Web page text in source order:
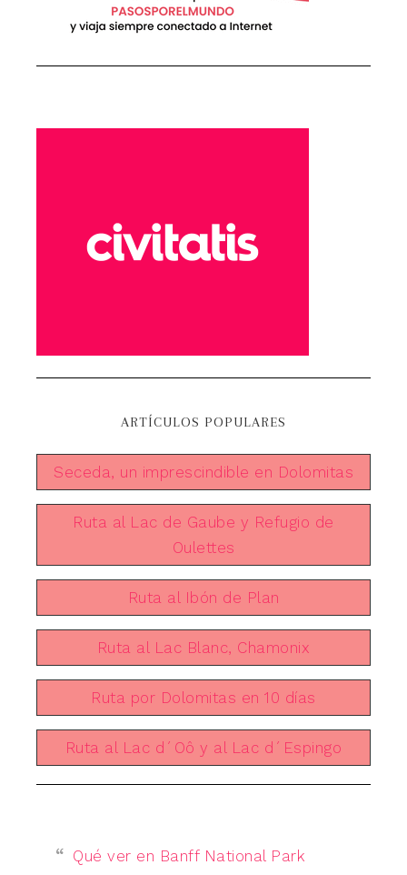
ARTÍCULOS POPULARES
Seceda, un imprescindible en Dolomitas
Ruta al Lac de Gaube y Refugio de
Oulettes
Ruta al Ibón de Plan
Ruta al Lac Blanc, Chamonix
Ruta por Dolomitas en 10 días
Ruta al Lac d´Oô y al Lac d´Espingo
Qué ver en Banff National Park